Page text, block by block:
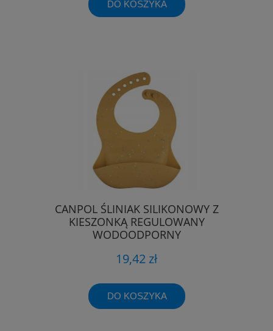
DO KOSZYKA
CANPOL ŚLINIAK SILIKONOWY Z
KIESZONKĄ REGULOWANY
WODOODPORNY
19,42 zł
DO KOSZYKA